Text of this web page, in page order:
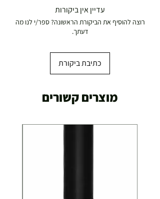
עדיין אין ביקורות
רוצה להוסיף את הביקורת הראשונה? ספר/י לנו מה
דעתך.
כתיבת ביקורת
מוצרים קשורים